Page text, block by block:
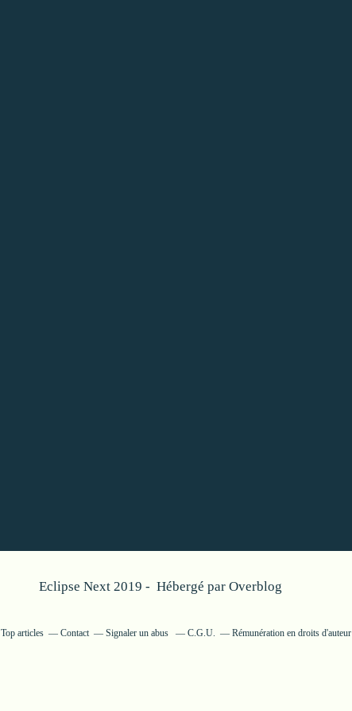
Eclipse Next 2019 - Hébergé par Overblog
Top articles Contact Signaler un abus C.G.U. Rémunération en droits d'auteur